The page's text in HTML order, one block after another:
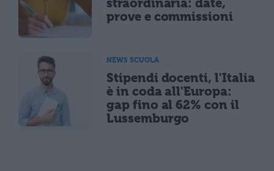
prove e commissioni
NEWS SCUOLA
Stipendi docenti, l'Italia
è in coda all'Europa:
gap fino al 62% con il
Lussemburgo